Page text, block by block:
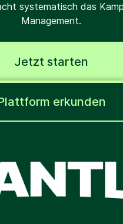
systematisch das
Management.
Jetzt starten
erkunden